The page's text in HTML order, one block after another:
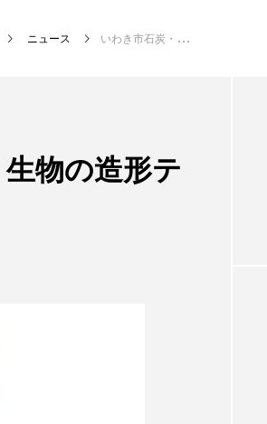
ニュース いわき市石炭・化石館「ほるる」 生物の造形テーマに夏季特別展
物の造形テ